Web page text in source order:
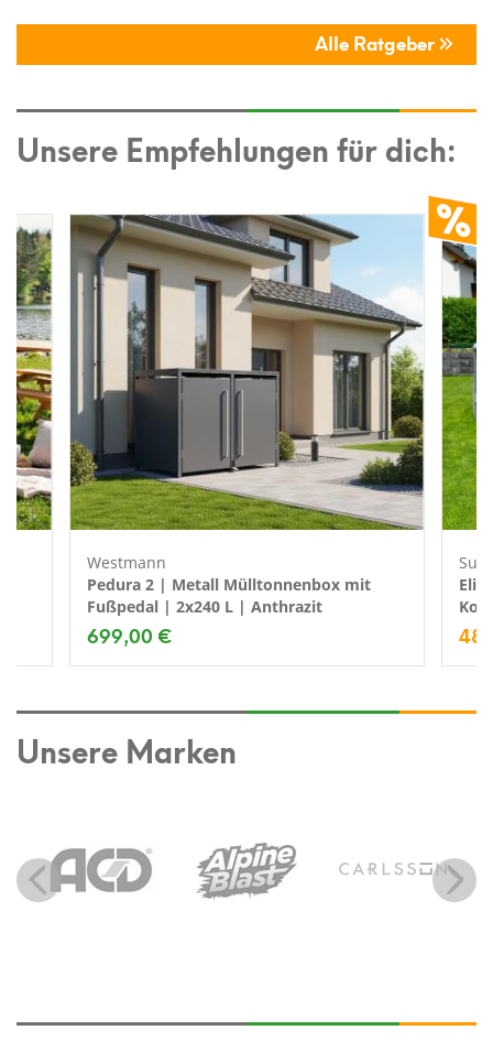
Alle Ratgeber
Unsere Empfehlungen für dich:
Westmann
Pedura 2 | Metall Mülltonnenbox mit
Fußpedal | 2x240 L | Anthrazit
699,00 €
Unsere Marken